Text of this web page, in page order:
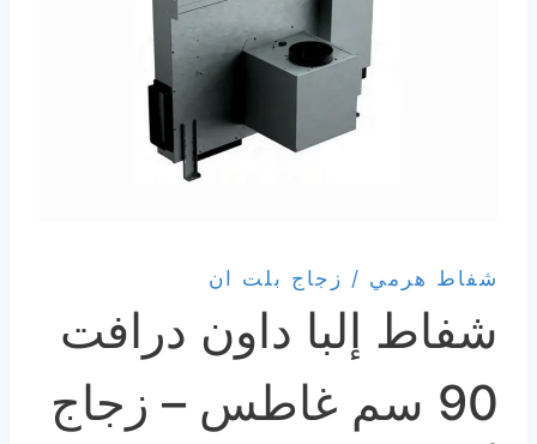
شفاط هرمي / زجاج بلت ان
شفاط إلبا داون درافت
90 سم غاطس – زجاج